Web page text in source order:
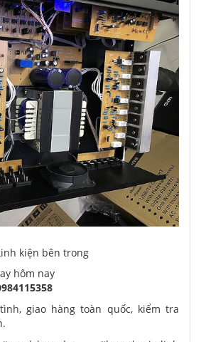
kiện bên trong
hôm nay
giao hàng toàn quốc, kiểm tra